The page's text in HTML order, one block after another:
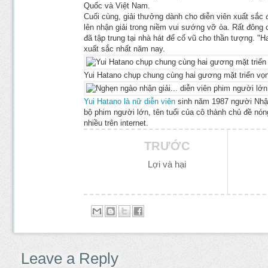
Quốc và Việt Nam.
Cuối cùng, giải thưởng dành cho diễn viên xuất sắc
lên nhận giải trong niềm vui sướng vỡ òa. Rất đông
đã tập trung tại nhà hát để cổ vũ cho thần tượng.
xuất sắc nhất năm nay.
Yui Hatano chụp chung cùng hai gương mặt triển
Yui Hatano là nữ diễn viên sinh năm 1987 người
bộ phim người lớn, tên tuổi của cô thành chủ đề
nhiều trên internet.
TRƯỚC
Lợi và hại
Leave a Reply